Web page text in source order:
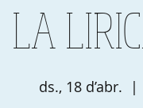
LA
ds., 18 d’abr.